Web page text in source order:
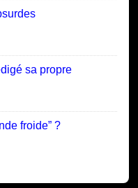
sa propre
froide” ?